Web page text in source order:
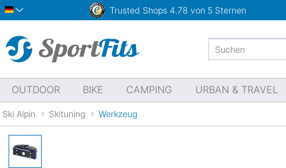
Deutsch Trusted Shops 4.78 von 5 Sternen
OUTDOOR BIKE CAMPING URBAN & TRAVEL
Ski Alpin Skituning Werkzeug